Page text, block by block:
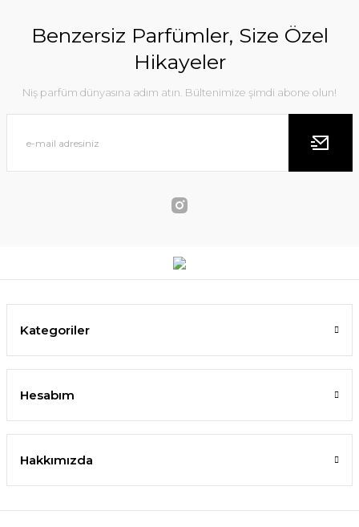
Benzersiz Parfümler, Size Özel
Hikayeler
Niş parfüm dünyasına adım atın. Bültenimize şimdi abone olun!
Kategoriler
Hesabım
Hakkımızda